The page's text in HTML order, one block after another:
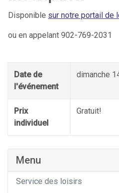
Disponible sur notre portail de
ou en appelant 902-769-2031
Date de
l'événement
dimanche
Prix
individuel
Gratuit!
Menu
Service des loisirs